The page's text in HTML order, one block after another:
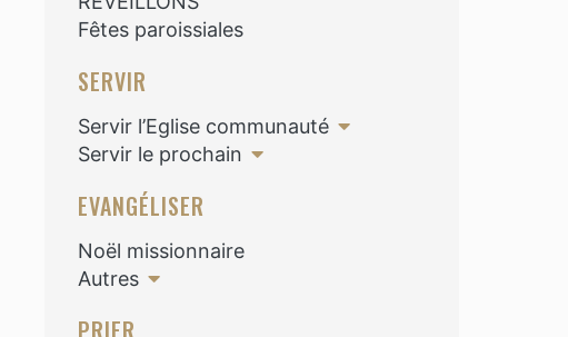
Fêtes paroissiales
SERVIR
Servir l’Eglise communauté
Servir le prochain
EVANGÉLISER
Noël missionnaire
Autres